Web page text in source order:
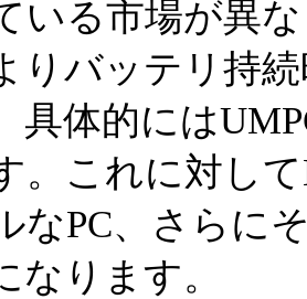
いる市場が異
りバッテリ持
具体的には
。これに対し
なPC、さらに
なります。